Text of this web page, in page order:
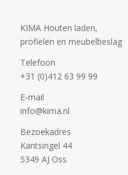
KIMA Houten laden,
profielen en meubelbeslag
Telefoon
+31 (0)412 63 99 99
E-mail
info@kima.nl
Bezoekadres
Kantsingel 44
5349 AJ Oss